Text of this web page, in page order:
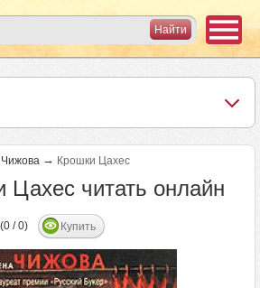
→ Крошки Цахес
Цахес читать онлайн
(0 / 0) Купить